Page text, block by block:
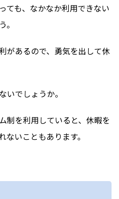
ても、なかなか利用できない
があるので、勇気を出して休
いでしょうか。
制を利用していると、休暇を
いこともあります。